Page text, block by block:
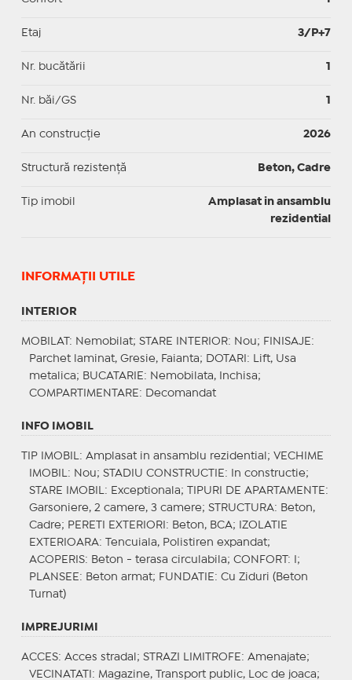
Etaj 3/P+7
Nr. bucătării 1
Nr. băi/GS 1
An construcție 2026
Structură rezistență Beton, Cadre
Tip imobil
Amplasat in ansamblu
rezidential
INFORMAŢII UTILE
INTERIOR
MOBILAT : Nemobilat; STARE INTERIOR: Nou; FINISAJE :
Parchet laminat, Gresie, Faianta;
DOTARI : Lift, Usa
metalica; BUCATARIE : Nemobilata, Inchisa;
COMPARTIMENTARE : Decomandat
INFO IMOBIL
TIP IMOBIL : Amplasat in ansamblu rezidential; VECHIME
IMOBIL : Nou; STADIU CONSTRUCTIE : In constructie;
STARE IMOBIL : Exceptionala; TIPURI DE APARTAMENTE :
Garsoniere, 2 camere, 3 camere; STRUCTURA: Beton,
Cadre; PERETI EXTERIORI : Beton, BCA;
IZOLATIE
EXTERIOARA: Tencuiala, Polistiren expandat;
ACOPERIS: Beton - terasa circulabila; CONFORT : I;
PLANSEE : Beton armat; FUNDATIE : Cu Ziduri (Beton
Turnat)
IMPREJURIMI
ACCES: Acces stradal; STRAZI LIMITROFE : Amenajate;
VECINATATI : Magazine, Transport public, Loc de joaca;